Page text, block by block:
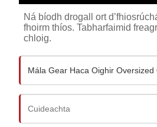
Ná bíodh drogall ort
fhoirm thíos. Tabharfaimid
chloig.